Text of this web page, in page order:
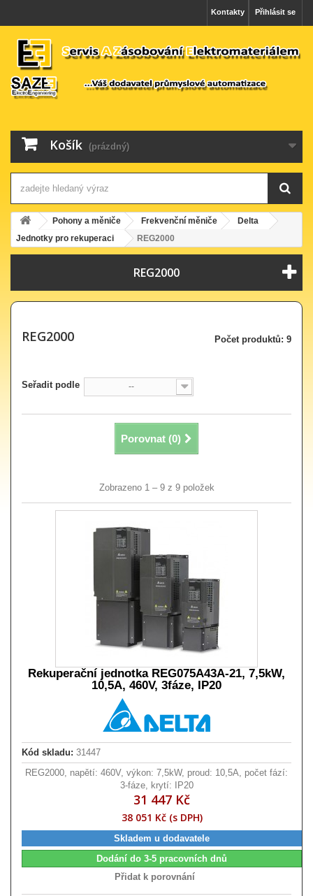
Přihlásit se
Kontakty
Košík (prázdný)
Pohony a měniče Frekvenční měniče
Delta
Jednotky pro rekuperaci
REG2000
REG2000
REG2000 Počet produktů: 9
Seřadit podle --
Porovnat (0)
Zobrazeno 1 – 9 z 9 položek
Rekuperační jednotka REG075A43A-21, 7,5kW,
10,5A, 460V, 3fáze, IP20
Kód skladu: 31447
REG2000, napětí: 460V, výkon: 7,5kW, proud: 10,5A, počet fází:
3-fáze, krytí: IP20
31 447 Kč
38 051 Kč (s DPH)
Skladem u dodavatele
Dodání do 3-5 pracovních dnů
Přidat k porovnání